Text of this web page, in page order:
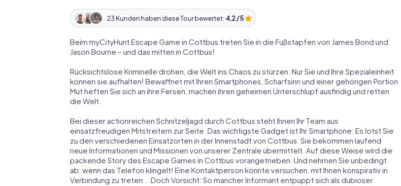
23 Kunden haben diese Tour bewertet: 4,2 / 5
Beim myCityHunt Escape Game in Cottbus treten Sie in die Fußstapfen von James Bond und
Jason Bourne – und das mitten in Cottbus!
Rücksichtslose Kriminelle drohen, die Welt ins Chaos zu stürzen. Nur Sie und Ihre Spezialeinheit
können sie aufhalten! Bewaffnet mit Ihren Smartphones, Scharfsinn und einer gehörigen Portion
Mut heften Sie sich an ihre Fersen, machen ihren geheimen Unterschlupf ausfindig und retten
die Welt.
Bei dieser actionreichen Schnitzeljagd durch Cottbus steht Ihnen Ihr Team aus
einsatzfreudigen Mitstreitern zur Seite. Das wichtigste Gadget ist Ihr Smartphone: Es lotst Sie
zu den verschiedenen Einsatzorten in der Innenstadt von Cottbus. Sie bekommen laufend
neue Informationen und Missionen von unserer Zentrale übermittelt. Auf diese Weise wird die
packende Story des Escape Games in Cottbus vorangetrieben. Und nehmen Sie unbedingt
ab, wenn das Telefon klingelt! Eine Kontaktperson könnte versuchen, mit Ihnen konspirativ in
Verbindung zu treten … Doch Vorsicht: So mancher Informant entpuppt sich als dubioser